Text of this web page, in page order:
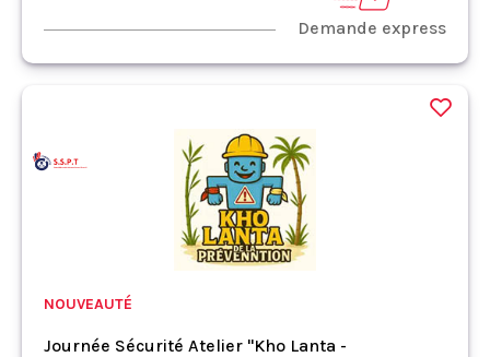
Demande express
NOUVEAUTÉ
Journée Sécurité Atelier "Kho Lanta -